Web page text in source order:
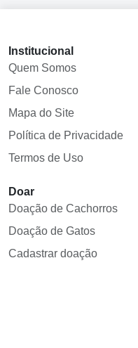
Institucional
Quem Somos
Fale Conosco
Mapa do Site
Política de Privacidade
Termos de Uso
Doar
Doação de Cachorros
Doação de Gatos
Cadastrar doação